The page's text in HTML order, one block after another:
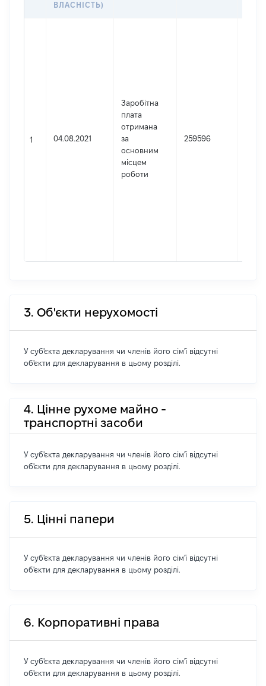
ВЛАСНІСТЬ)
1 04.08.2021
Заробітна
плата
отримана
за
основним
місцем
роботи
259596
3. Об'єкти нерухомості
У суб'єкта декларування чи членів його сім'ї відсутні
об'єкти для декларування в цьому розділі.
4. Цінне рухоме майно -
транспортні засоби
У суб'єкта декларування чи членів його сім'ї відсутні
об'єкти для декларування в цьому розділі.
5. Цінні папери
У суб'єкта декларування чи членів його сім'ї відсутні
об'єкти для декларування в цьому розділі.
6. Корпоративні права
У суб'єкта декларування чи членів його сім'ї відсутні
об'єкти для декларування в цьому розділі.